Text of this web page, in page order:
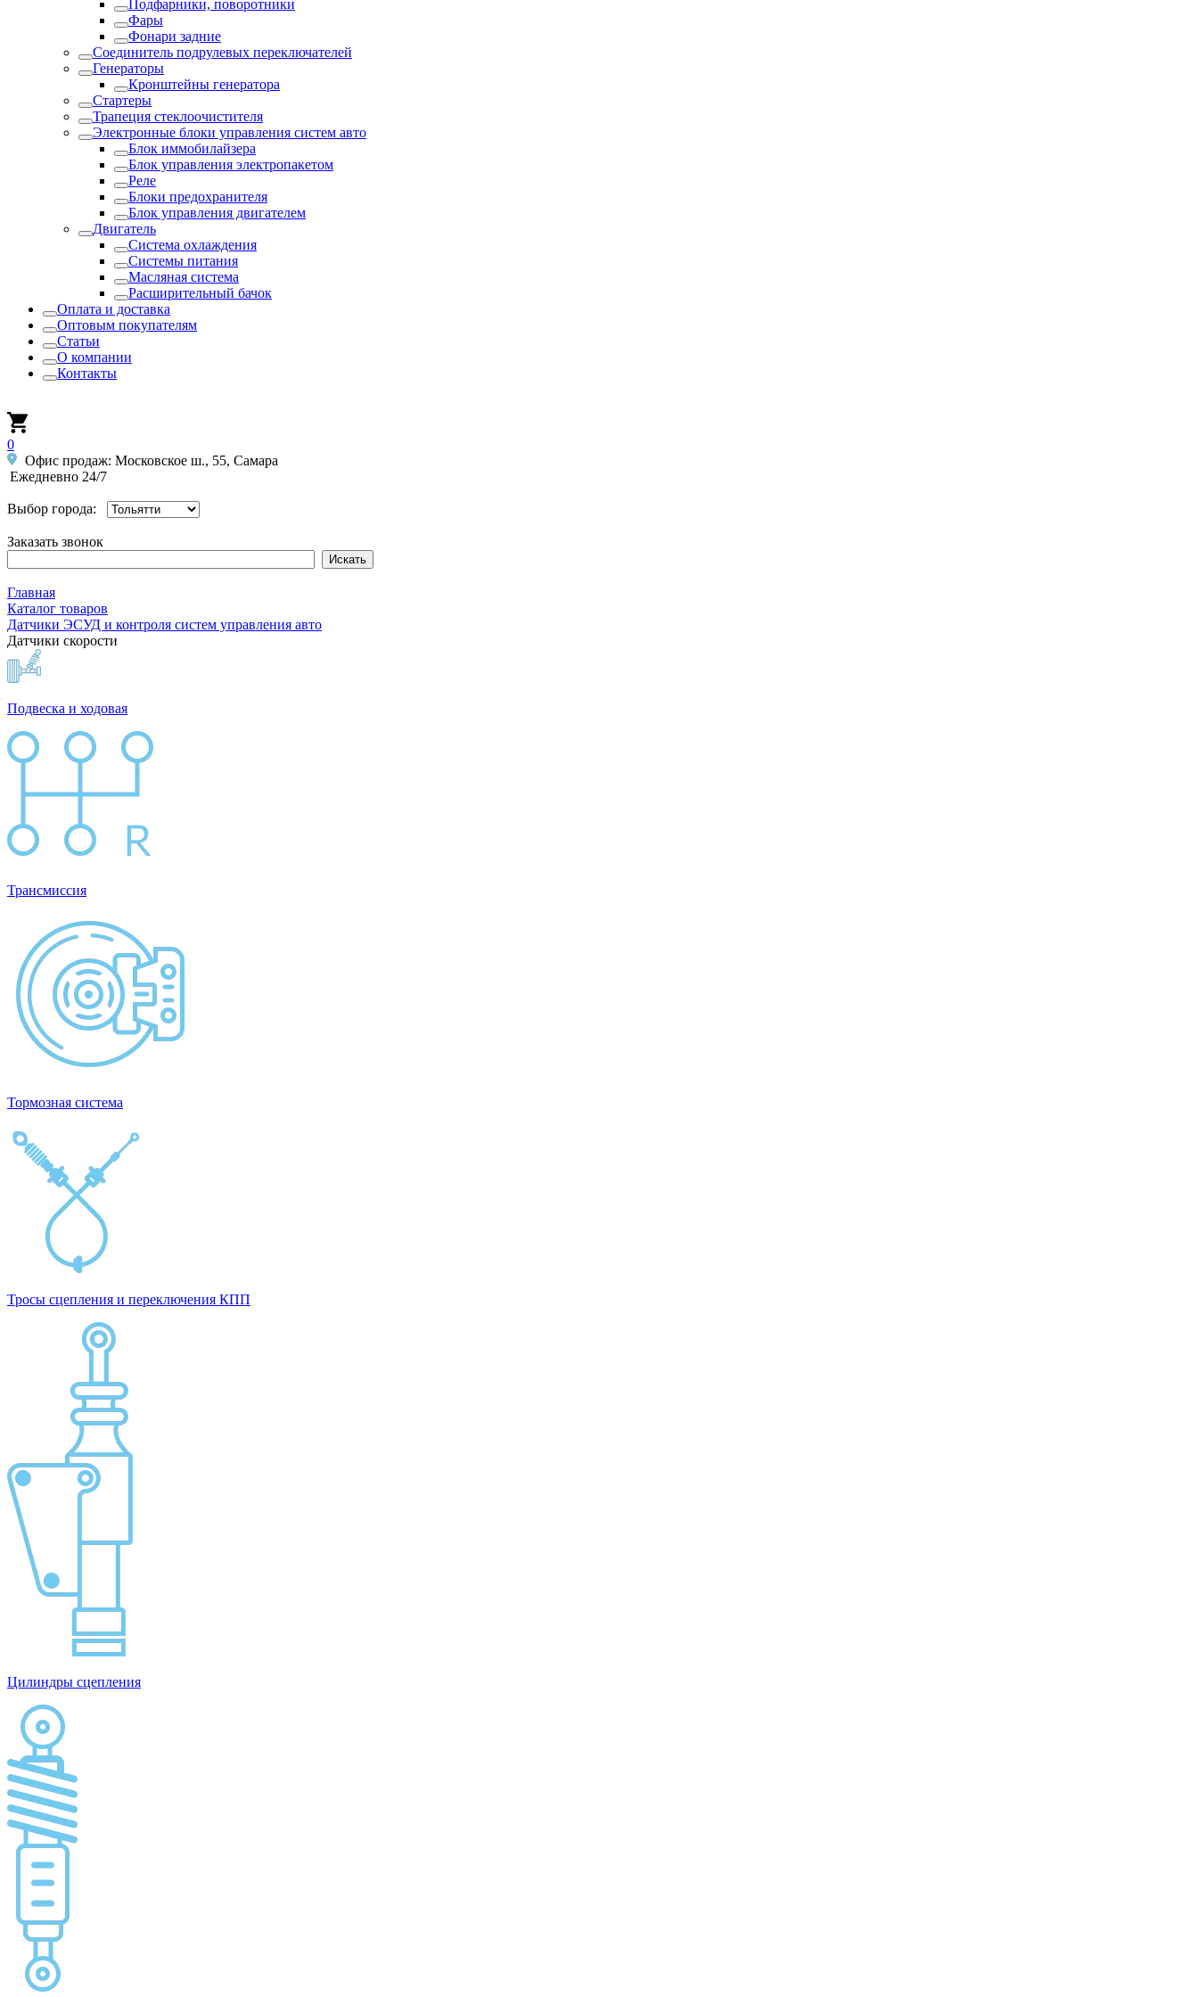
Подфарники, поворотники
Фары
Фонари задние
Соединитель подрулевых переключателей
Генераторы
Кронштейны генератора
Стартеры
Трапеция стеклоочистителя
Электронные блоки управления систем авто
Блок иммобилайзера
Блок управления электропакетом
Реле
Блоки предохранителя
Блок управления двигателем
Двигатель
Система охлаждения
Системы питания
Масляная система
Расширительный бачок
Оплата и доставка
Оптовым покупателям
Статьи
О компании
Контакты
0
Офис продаж: Московское ш., 55, Самара
Ежедневно 24/7
Выбор города:
Заказать звонок
Главная
Каталог товаров
Датчики ЭСУД и контроля систем управления авто
Датчики скорости
Подвеска и ходовая
Трансмиссия
Тормозная система
Тросы сцепления и переключения КПП
Цилиндры сцепления